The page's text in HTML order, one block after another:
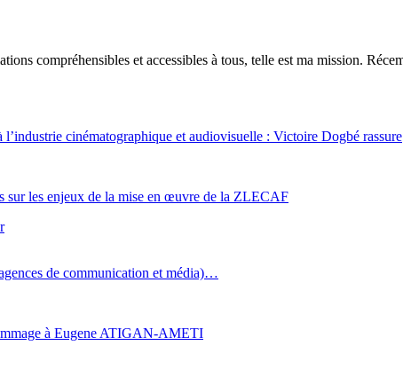
compréhensibles et accessibles à tous, telle est ma mission.
cinématographique et audiovisuelle : Victoire Dogbé rassure
sur les enjeux de la mise en œuvre de la ZLECAF
de communication et média)…
à Eugene ATIGAN-AMETI